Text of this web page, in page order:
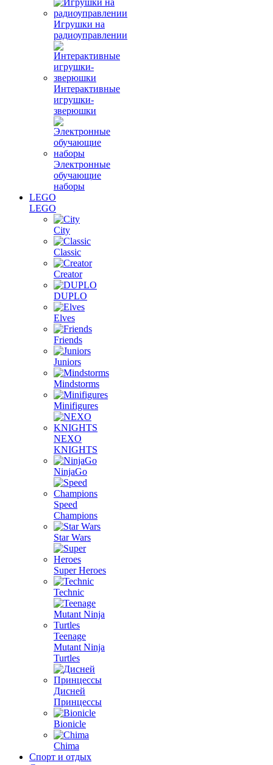
Игрушки на
радиоуправлении
Интерактивные
игрушки-
зверюшки
Электронные
обучающие
наборы
LEGO
LEGO
City
Classic
Creator
DUPLO
Elves
Friends
Juniors
Mindstorms
Minifigures
NEXO
KNIGHTS
NinjaGo
Speed
Champions
Star Wars
Super Heroes
Technic
Teenage
Mutant Ninja
Turtles
Дисней
Принцессы
Bionicle
Chima
Спорт и отдых